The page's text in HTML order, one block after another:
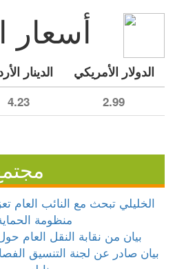
أسعار
الدولار الأمريكي الدينار
2.99
4.23